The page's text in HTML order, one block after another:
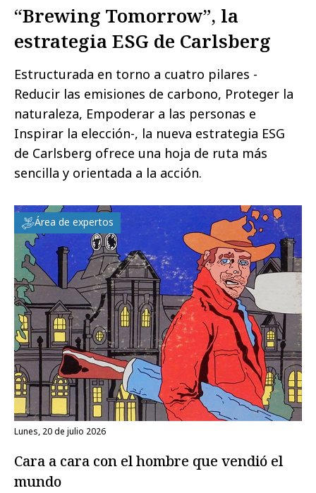
“Brewing Tomorrow”, la
estrategia ESG de Carlsberg
Estructurada en torno a cuatro pilares -
Reducir las emisiones de carbono, Proteger la
naturaleza, Empoderar a las personas e
Inspirar la elección-, la nueva estrategia ESG
de Carlsberg ofrece una hoja de ruta más
sencilla y orientada a la acción.
Área de expertos
lunes, 20 de julio 2026
Cara a cara con el hombre que vendió el
mundo